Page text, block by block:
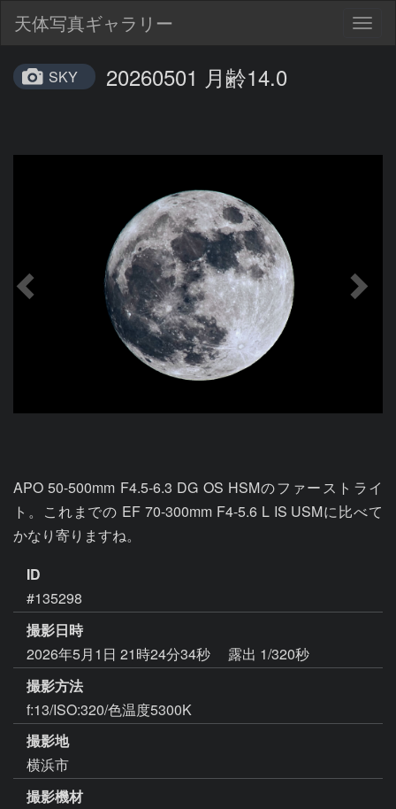
天体写真ギャラリー
SKY 20260501 月齢14.0
APO 50-500mm F4.5-6.3 DG OS HSMのファーストライ
ト。これまでの EF 70-300mm F4-5.6 L IS USMに比べて
かなり寄りますね。
ID
#135298
撮影日時
2026年5月1日 21時24分34秒
露出 1/320秒
撮影方法
f:13/ISO:320/色温度5300K
撮影地
横浜市
撮影機材